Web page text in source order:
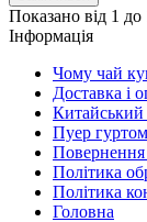
Показано від 1 до
Інформація
Чому чай
Доставка і
Китайський
Пуер гуртом
Повернення
Політика
Політика
Головна